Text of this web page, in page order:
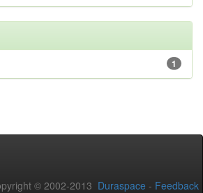
1
© 2002-2013 Duraspace - Feedback